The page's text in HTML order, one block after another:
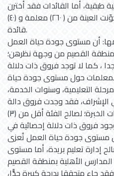
طبقية، أما القائدات فقد أخترن
بطريقة الحصر الشامل، وتكوّنت العينة من ( ٢٦٠) معلمة و (٤٠)
قائدة.
أن مستوى جودة حياة العمل
القصيم من وجهة نظرهن؛
، كما لا توجد فروق ذات دلالة
حول مستوى جودة حياة
التعليمية، وسنوات الخدمة،
الإشراف، فقد وجدت فروق دالة
إحصائيا ترجع لاختلاف سنوات الخبرة؛ لصالح الفئة أقل من (۳)
فروق ذات دلالة إحصائية في
مستوى جودة حياة العمل تُعزى
إدارة تعليم بريدة، أما مستوى
الأهلية بمنطقة القصيم
جاء متحققا بدرجة كبيرة جدًّا،